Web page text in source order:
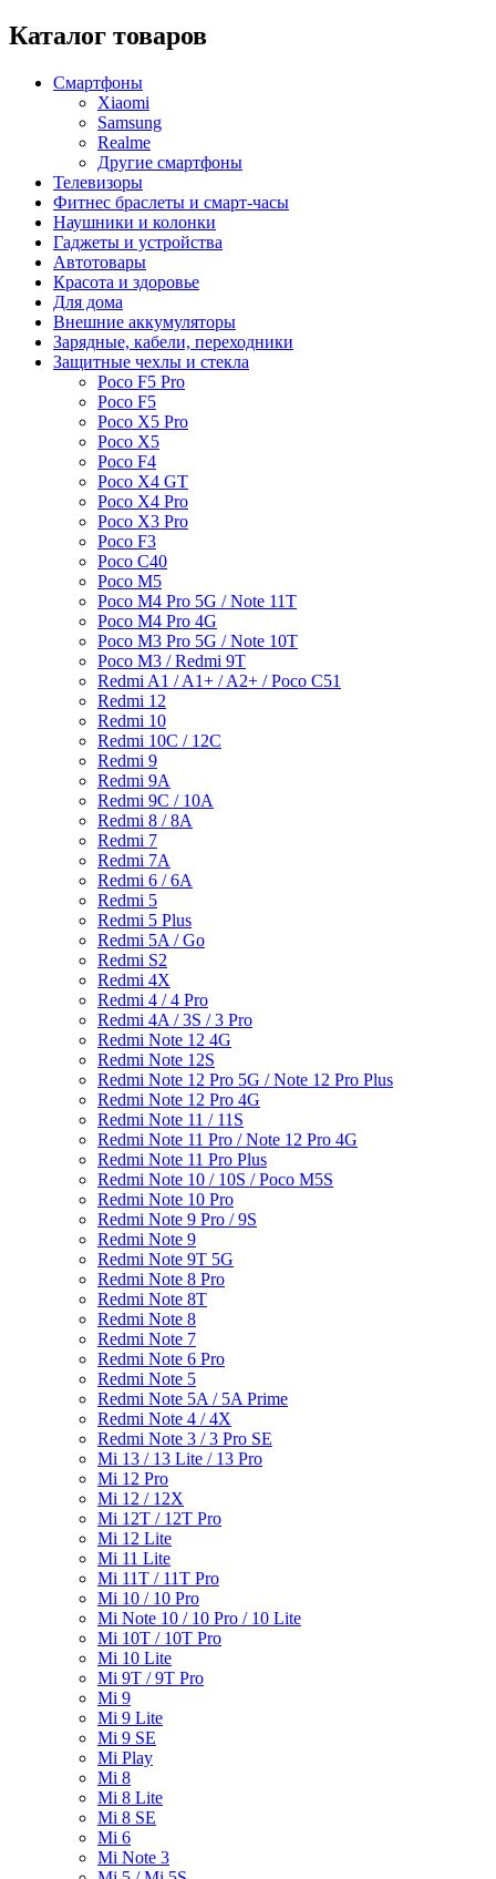
Каталог товаров
Смартфоны
Xiaomi
Samsung
Realme
Другие смартфоны
Телевизоры
Фитнес браслеты и смарт-часы
Наушники и колонки
Гаджеты и устройства
Автотовары
Красота и здоровье
Для дома
Внешние аккумуляторы
Зарядные, кабели, переходники
Защитные чехлы и стекла
Poco F5 Pro
Poco F5
Poco X5 Pro
Poco X5
Poco F4
Poco X4 GT
Poco X4 Pro
Poco X3 Pro
Poco F3
Poco C40
Poco M5
Poco M4 Pro 5G / Note 11T
Poco M4 Pro 4G
Poco M3 Pro 5G / Note 10T
Poco M3 / Redmi 9T
Redmi A1 / A1+ / A2+ / Poco C51
Redmi 12
Redmi 10
Redmi 10C / 12C
Redmi 9
Redmi 9A
Redmi 9C / 10A
Redmi 8 / 8A
Redmi 7
Redmi 7A
Redmi 6 / 6A
Redmi 5
Redmi 5 Plus
Redmi 5A / Go
Redmi S2
Redmi 4X
Redmi 4 / 4 Pro
Redmi 4A / 3S / 3 Pro
Redmi Note 12 4G
Redmi Note 12S
Redmi Note 12 Pro 5G / Note 12 Pro Plus
Redmi Note 12 Pro 4G
Redmi Note 11 / 11S
Redmi Note 11 Pro / Note 12 Pro 4G
Redmi Note 11 Pro Plus
Redmi Note 10 / 10S / Poco M5S
Redmi Note 10 Pro
Redmi Note 9 Pro / 9S
Redmi Note 9
Redmi Note 9T 5G
Redmi Note 8 Pro
Redmi Note 8T
Redmi Note 8
Redmi Note 7
Redmi Note 6 Pro
Redmi Note 5
Redmi Note 5A / 5A Prime
Redmi Note 4 / 4X
Redmi Note 3 / 3 Pro SE
Mi 13 / 13 Lite / 13 Pro
Mi 12 Pro
Mi 12 / 12X
Mi 12T / 12T Pro
Mi 12 Lite
Mi 11 Lite
Mi 11T / 11T Pro
Mi 10 / 10 Pro
Mi Note 10 / 10 Pro / 10 Lite
Mi 10T / 10T Pro
Mi 10 Lite
Mi 9T / 9T Pro
Mi 9
Mi 9 Lite
Mi 9 SE
Mi Play
Mi 8
Mi 8 Lite
Mi 8 SE
Mi 6
Mi Note 3